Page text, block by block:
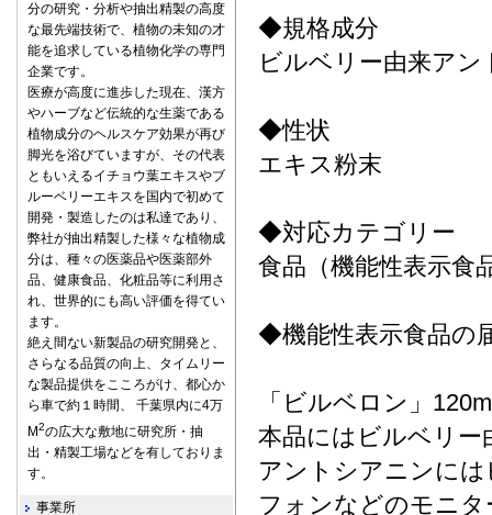
◆規格成分
ビルベリー由来ア
◆性状
エキス粉末
◆対応カテゴリー
食品（機能性表示食
◆機能性表示食品の
「ビルベロン」
本品にはビルベリ
アントシアニンに
フォンなどのモニ
分の研究・分析や抽出精製の高度
な最先端技術で、植物の未知の才
能を追求している植物化学の専門
企業です。
医療が高度に進歩した現在、漢方
やハーブなど伝統的な生薬である
植物成分のヘルスケア効果が再び
脚光を浴びていますが、その代表
ともいえるイチョウ葉エキスやブ
ルーベリーエキスを国内で初めて
開発・製造したのは私達であり、
弊社が抽出精製した様々な植物成
分は、種々の医薬品や医薬部外
品、健康食品、化粧品等に利用さ
れ、世界的にも高い評価を得てい
ます。
絶え間ない新製品の研究開発と、
さらなる品質の向上、タイムリー
な製品提供をこころがけ、都心か
ら車で約１時間、 千葉県内に4万
M2の広大な敷地に研究所・抽
出・精製工場などを有しておりま
す。
事業所